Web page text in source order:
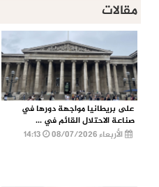
مقالات
على بريطانيا مواجهة دورها في
صناعة الاحتلال القائم في ...
الأربعاء 08/07/2026